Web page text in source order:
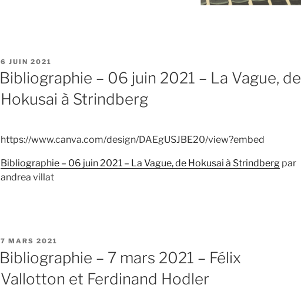
PUBLIÉ
LE
6 JUIN 2021
Bibliographie – 06 juin 2021 – La Vague, de
Hokusai à Strindberg
https://www.canva.com/design/DAEgUSJBE20/view?embed
Bibliographie – 06 juin 2021 – La Vague, de Hokusai à Strindberg par
andrea villat
PUBLIÉ
LE
7 MARS 2021
Bibliographie – 7 mars 2021 – Félix
Vallotton et Ferdinand Hodler